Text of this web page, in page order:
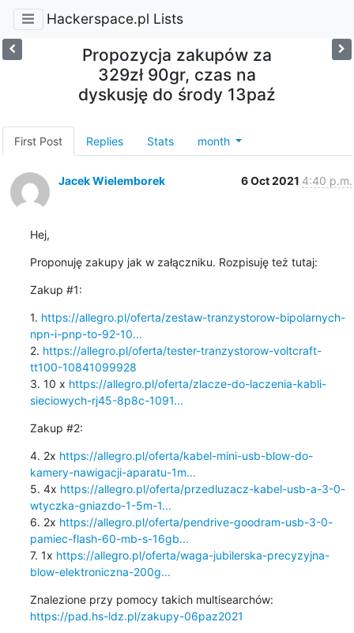
Hackerspace.pl Lists
Propozycja zakupów za
329zł 90gr, czas na
dyskusję do środy 13paź
First Post Replies Stats month
Jacek Wielemborek 6 Oct 2021 4:40 p.m.
Hej,
Proponuję zakupy jak w załączniku. Rozpisuję też tutaj:
Zakup #1:
1. https://allegro.pl/oferta/zestaw-tranzystorow-bipolarnych-
npn-i-pnp-to-92-10...
2. https://allegro.pl/oferta/tester-tranzystorow-voltcraft-
tt100-10841099928
3. 10 x https://allegro.pl/oferta/zlacze-do-laczenia-kabli-
sieciowych-rj45-8p8c-1091...
Zakup #2:
4. 2x https://allegro.pl/oferta/kabel-mini-usb-blow-do-
kamery-nawigacji-aparatu-1m...
5. 4x https://allegro.pl/oferta/przedluzacz-kabel-usb-a-3-0-
wtyczka-gniazdo-1-5m-1...
6. 2x https://allegro.pl/oferta/pendrive-goodram-usb-3-0-
pamiec-flash-60-mb-s-16gb...
7. 1x https://allegro.pl/oferta/waga-jubilerska-precyzyjna-
blow-elektroniczna-200g...
https://pad.hs-ldz.pl/zakupy-06paz2021